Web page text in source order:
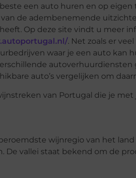
een auto huren en op
de adembenemende
Op deze site vindt u meer
. Net zoals er
waar je een auto kan
autoverhuurdiensten
auto’s vergelijken om
van Portugal die je
wijnregio van het
De vallei staat bekend om de